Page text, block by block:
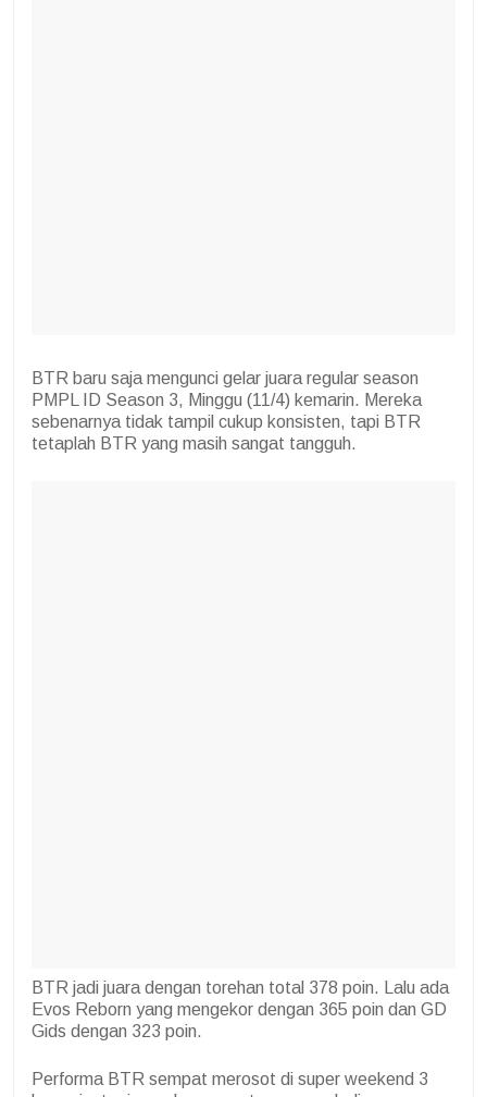
BTR baru saja mengunci gelar juara regular season
PMPL ID Season 3, Minggu (11/4) kemarin. Mereka
sebenarnya tidak tampil cukup konsisten, tapi BTR
tetaplah BTR yang masih sangat tangguh.
BTR jadi juara dengan torehan total 378 poin. Lalu ada
Evos Reborn yang mengekor dengan 365 poin dan GD
Gids dengan 323 poin.
Performa BTR sempat merosot di super weekend 3